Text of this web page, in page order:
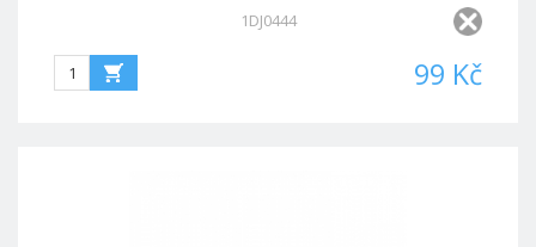
1DJ0444
99 Kč